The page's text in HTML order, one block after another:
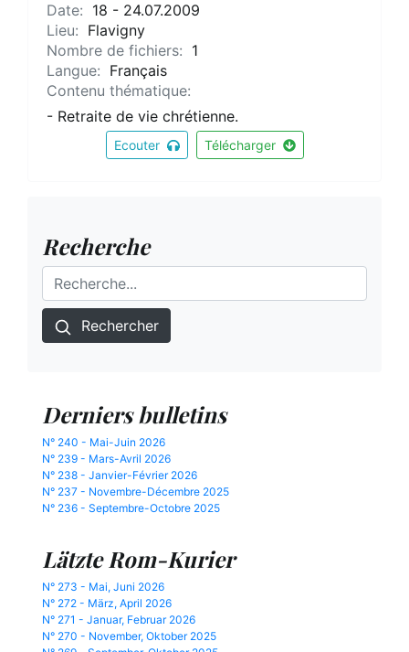
Date: 18 - 24.07.2009
Lieu: Flavigny
Nombre de fichiers: 1
Langue: Français
Contenu thématique:
- Retraite de vie chrétienne.
Ecouter Télécharger
Recherche
Rechercher
Derniers bulletins
N° 240 - Mai-Juin 2026
N° 239 - Mars-Avril 2026
N° 238 - Janvier-Février 2026
N° 237 - Novembre-Décembre 2025
N° 236 - Septembre-Octobre 2025
Lätzte Rom-Kurier
N° 273 - Mai, Juni 2026
N° 272 - März, April 2026
N° 271 - Januar, Februar 2026
N° 270 - November, Oktober 2025